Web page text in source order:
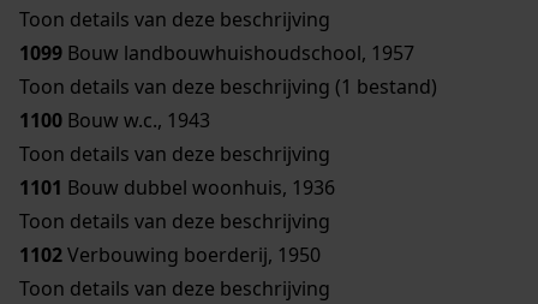
Toon details van deze beschrijving
1099 Bouw landbouwhuishoudschool, 1957
Toon details van deze beschrijving (1 bestand)
1100 Bouw w.c., 1943
Toon details van deze beschrijving
1101 Bouw dubbel woonhuis, 1936
Toon details van deze beschrijving
1102Verbouwing boerderij, 1950
Toon details van deze beschrijving